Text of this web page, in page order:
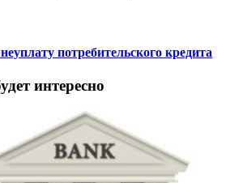
потребительского кредита
интересно